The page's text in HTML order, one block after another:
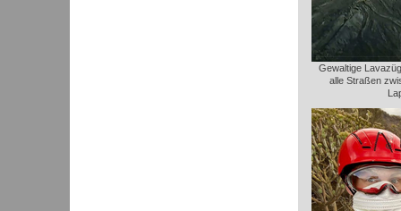
Gewaltige
alle Straßen